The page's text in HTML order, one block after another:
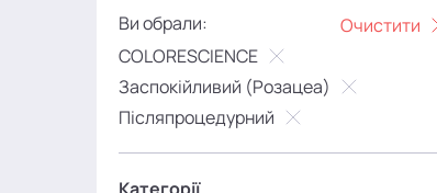
Ви обрали:
Очистити
COLORESCIENCE
Заспокійливий (Розацеа)
Післяпроцедурний